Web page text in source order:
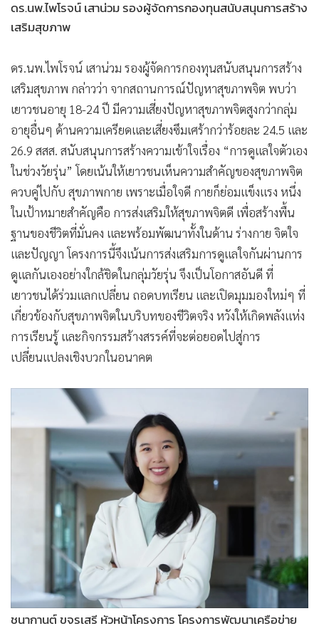
ดร.นพ.ไพโรจน์ เสาน่วม รองผู้จัดการกองทุนสนับสนุนการสร้าง
เสริมสุขภาพ
ดร.นพ.ไพโรจน์ เสาน่วม รองผู้จัดการกองทุนสนับสนุนการสร้าง
เสริมสุขภาพ กล่าวว่า จากสถานการณ์ปัญหาสุขภาพจิต พบว่า
เยาวชนอายุ 18-24 ปี มีความเสี่ยงปัญหาสุขภาพจิตสูงกว่ากลุ่ม
อายุอื่นๆ ด้านความเครียดและเสี่ยงซึมเศร้ากว่าร้อยละ 24.5 และ
26.9 สสส. สนับสนุนการสร้างความเข้าใจเรื่อง “การดูแลใจตัวเอง
ในช่วงวัยรุ่น” โดยเน้นให้เยาวชนเห็นความสำคัญของสุขภาพจิต
ควบคู่ไปกับ สุขภาพกาย เพราะเมื่อใจดี กายก็ย่อมแข็งแรง หนึ่ง
ในเป้าหมายสำคัญคือ การส่งเสริมให้สุขภาพจิตดี เพื่อสร้างพื้น
ฐานของชีวิตที่มั่นคง และพร้อมพัฒนาทั้งในด้าน ร่างกาย จิตใจ
และปัญญา โครงการนี้จึงเน้นการส่งเสริมการดูแลใจกันผ่านการ
ดูแลกันเองอย่างใกล้ชิดในกลุ่มวัยรุ่น จึงเป็นโอกาสอันดี ที่
เยาวชนได้ร่วมแลกเปลี่ยน ถอดบทเรียน และเปิดมุมมองใหม่ๆ ที่
เกี่ยวข้องกับสุขภาพจิตในบริบทของชีวิตจริง หวังให้เกิดพลังแห่ง
การเรียนรู้ และกิจกรรมสร้างสรรค์ที่จะต่อยอดไปสู่การ
เปลี่ยนแปลงเชิงบวกในอนาคต
ชนากานต์ ขจรเสรี หัวหน้าโครงการ โครงการพัฒนาเครือข่าย